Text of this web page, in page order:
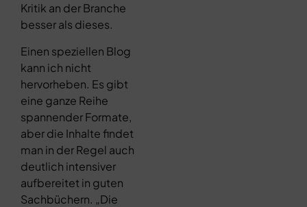
Kritik an der Branche
besser als dieses.
Einen speziellen Blog
kann ich nicht
hervorheben. Es gibt
eine ganze Reihe
spannender Formate,
aber die Inhalte findet
man in der Regel auch
deutlich intensiver
aufbereitet in guten
Sachbüchern. „Die